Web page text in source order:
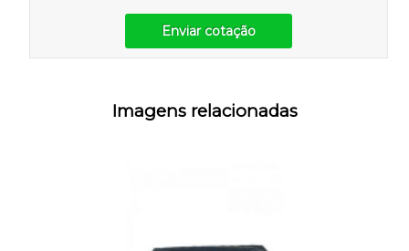
Enviar cotação
Imagens relacionadas